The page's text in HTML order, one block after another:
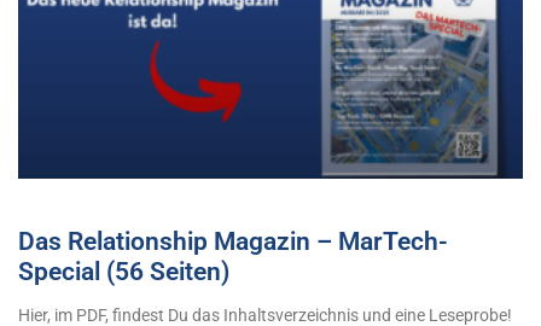
Das Relationship Magazin – MarTech-
Special (56 Seiten)
Hier, im PDF, findest Du das Inhaltsverzeichnis und eine Leseprobe!